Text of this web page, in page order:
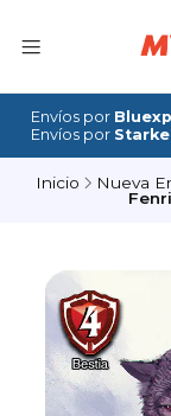
Envíos por
Envíos por
Inicio Nueva